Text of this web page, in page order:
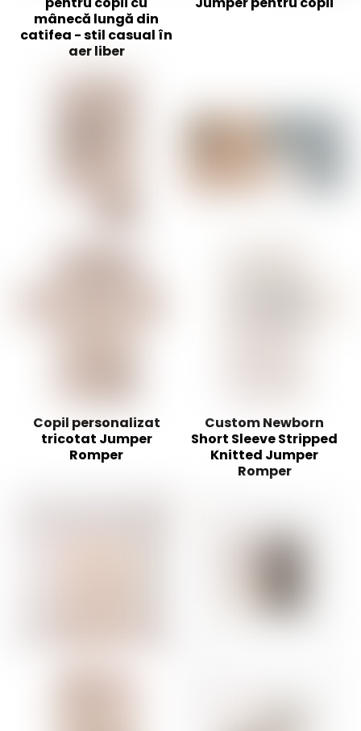
mânecă lungă din
catifea - stil casual în
aer liber
Copil personalizat
tricotat Jumper
Romper
Custom Newborn
Short Sleeve Stripped
Knitted Jumper
Romper